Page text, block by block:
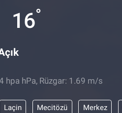
16°
hpa hPa, Rüzgar: 1.69 m/s
Laçin Mecitözü Merkez